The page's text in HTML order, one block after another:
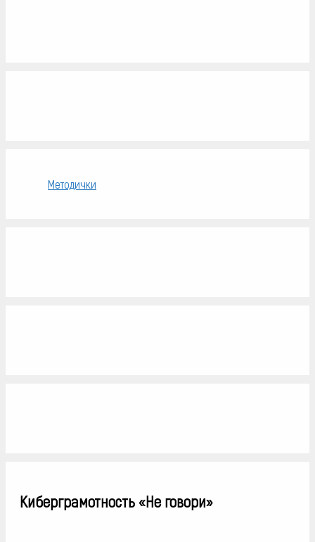
Методички
Киберграмотность «Не говори»